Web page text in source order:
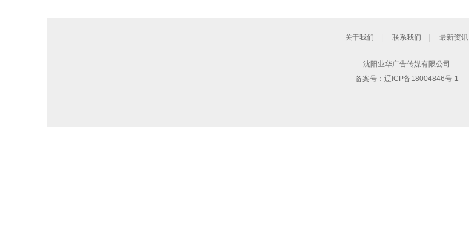
关于我们 联系我们 最新资讯
沈阳业华广告传媒有限公司
备案号： 辽ICP备18004846号-1